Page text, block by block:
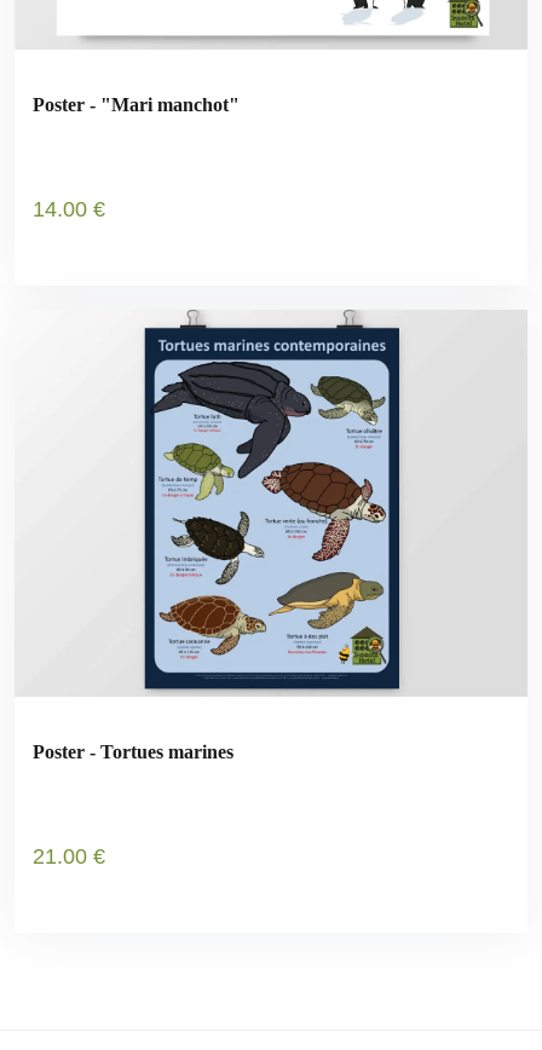
Poster - "Mari manchot"
14.00 €
Poster - Tortues marines
21.00 €